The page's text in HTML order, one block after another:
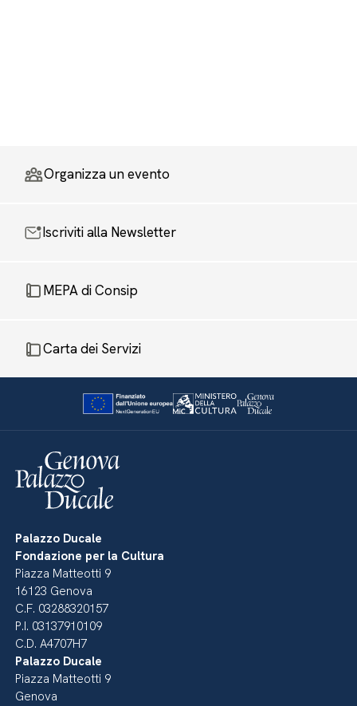
Organizza un evento
Iscriviti alla Newsletter
MEPA di Consip
Carta dei Servizi
Palazzo Ducale
Fondazione per la Cultura
Piazza Matteotti 9
16123 Genova
C.F. 03288320157
P.I. 03137910109
C.D. A4707H7
Palazzo Ducale
Piazza Matteotti 9
Genova